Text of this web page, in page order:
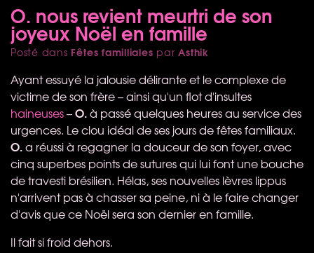
O. nous revient meurtri de son
joyeux Noël en famille
Posté dans Fêtes familliales parAsthik
Ayant essuyé la jalousie délirante et le complexe de
victime de son frère – ainsi qu'un flot d'insultes
haineuses–O.à passé quelques heures au service des
urgences. Le clou idéal de ses jours de fêtes familiaux.
O.a réussi à regagner la douceur de son foyer, avec
cinq superbes points de sutures qui lui font une bouche
de travesti brésilien. Hélas, ses nouvelles lèvres lippus
n'arrivent pas à chasser sa peine, ni à le faire changer
d'avis que ce Noël sera son dernier en famille.
Il fait si froid dehors.